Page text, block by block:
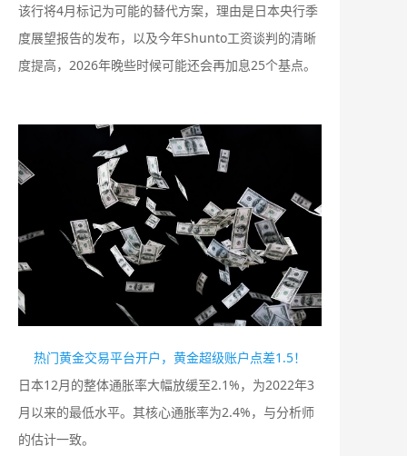
该行将4月标记为可能的替代方案，理由是日本央行季
度展望报告的发布，以及今年Shunto工资谈判的清晰
度提高，2026年晚些时候可能还会再加息25个基点。
热门黄金交易平台开户，黄金超级账户点差1.5！
日本12月的整体通胀率大幅放缓至2.1%，为2022年3
月以来的最低水平。其核心通胀率为2.4%，与分析师
的估计一致。